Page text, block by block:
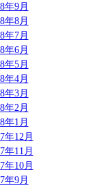
年9月
年8月
年7月
年6月
年5月
年4月
年3月
年2月
年1月
年12月
年11月
年10月
年9月